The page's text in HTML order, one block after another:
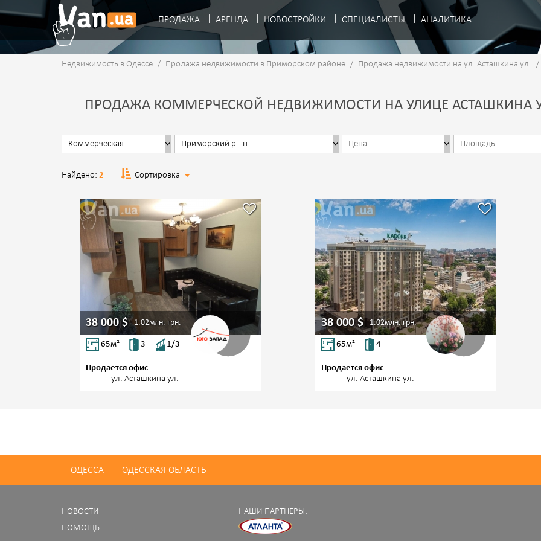
ПРОДАЖА АРЕНДА НОВОСТРОЙКИ СПЕЦИАЛИСТЫ АНАЛИТИКА
Недвижимость в Одессе / Продажа недвижимости в Приморском районе / Продажа недвижимости на ул. Асташкина ул. /
ПРОДАЖА КОММЕРЧЕСКОЙ НЕДВИЖИМОСТИ НА УЛИЦЕ АСТАШКИНА
Найдено: 2 Сортировка
38 000$ 1.02млн. грн.
65м² 3 1/3
Продается офис
ул. Асташкина ул.
38 000$ 1.02млн.грн.
65м² 4
Продается офис
ул. Асташкина ул.
ОДЕССА ОДЕССКАЯ ОБЛАСТЬ
НОВОСТИ
ПОМОЩЬ
НАШИ ПАРТНЕРЫ: